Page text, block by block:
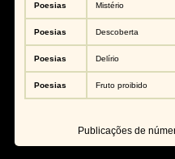
Poesias Mistério
Poesias Descoberta
Poesias Delírio
Poesias Fruto proibido
Publicações de